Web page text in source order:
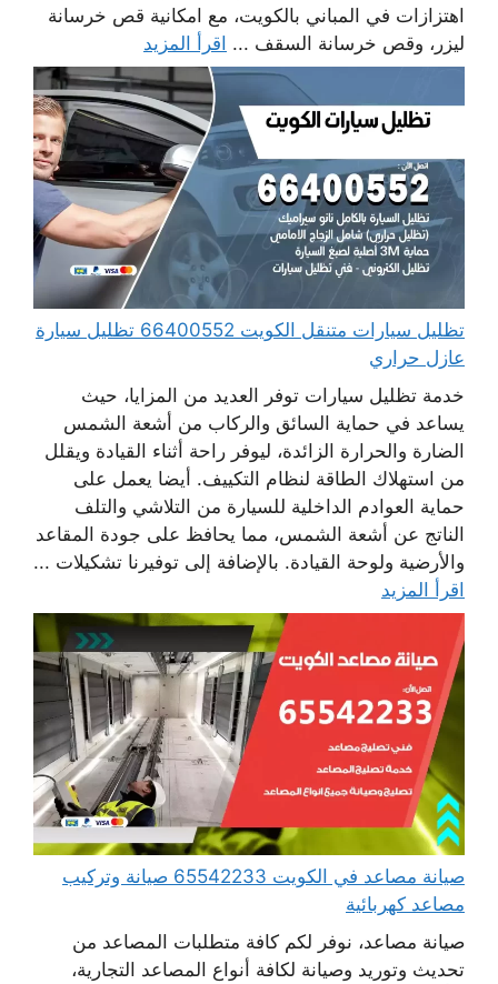
اهتزازات في المباني بالكويت، مع امكانية قص خرسانة
ليزر، وقص خرسانة السقف ... اقرأ المزيد
تظليل سيارات متنقل الكويت 66400552 تظليل سيارة
عازل حراري
خدمة تظليل سيارات توفر العديد من المزايا، حيث
يساعد في حماية السائق والركاب من أشعة الشمس
الضارة والحرارة الزائدة، ليوفر راحة أثناء القيادة ويقلل
من استهلاك الطاقة لنظام التكييف. أيضا يعمل على
حماية العوادم الداخلية للسيارة من التلاشي والتلف
الناتج عن أشعة الشمس، مما يحافظ على جودة المقاعد
والأرضية ولوحة القيادة. بالإضافة إلى توفيرنا تشكيلات ...
اقرأ المزيد
صيانة مصاعد في الكويت 65542233 صيانة وتركيب
مصاعد كهربائية
صيانة مصاعد، نوفر لكم كافة متطلبات المصاعد من
تحديث وتوريد وصيانة لكافة أنواع المصاعد التجارية،